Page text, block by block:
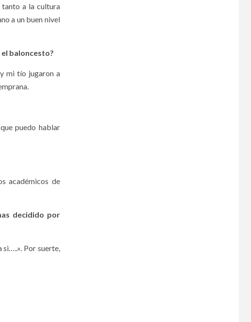
tanto a la cultura
a un buen nivel
baloncesto?
mi tío jugaron a
puedo hablar
académicos de
decidido por
si…..». Por suerte,